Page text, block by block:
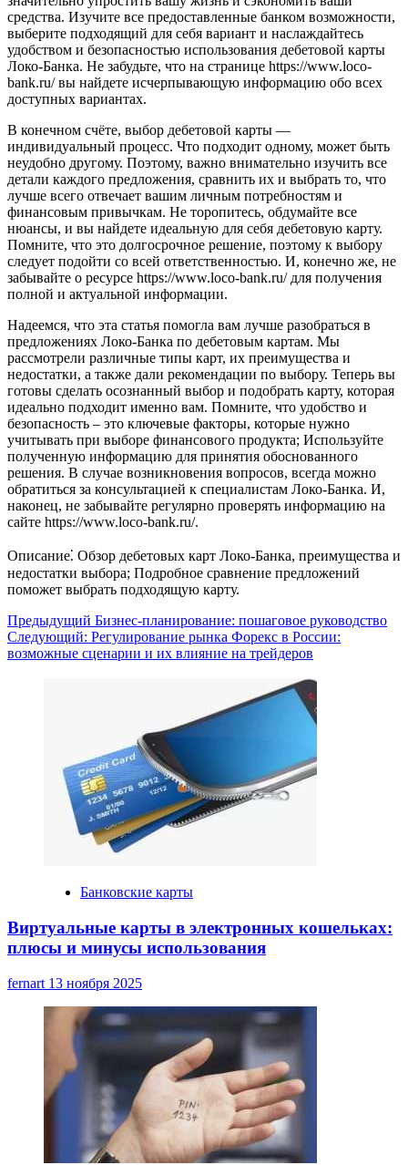
средства. Изучите все предоставленные банком возможности,
выберите подходящий для себя вариант и наслаждайтесь
удобством и безопасностью использования дебетовой карты
Локо-Банка. Не забудьте, что на странице https://www.loco-
bank.ru/ вы найдете исчерпывающую информацию обо всех
доступных вариантах.
В конечном счёте, выбор дебетовой карты —
индивидуальный процесс. Что подходит одному, может быть
неудобно другому. Поэтому, важно внимательно изучить все
детали каждого предложения, сравнить их и выбрать то, что
лучше всего отвечает вашим личным потребностям и
финансовым привычкам. Не торопитесь, обдумайте все
нюансы, и вы найдете идеальную для себя дебетовую карту.
Помните, что это долгосрочное решение, поэтому к выбору
следует подойти со всей ответственностью. И, конечно же, не
забывайте о ресурсе https://www.loco-bank.ru/ для получения
полной и актуальной информации.
Надеемся, что эта статья помогла вам лучше разобраться в
предложениях Локо-Банка по дебетовым картам. Мы
рассмотрели различные типы карт, их преимущества и
недостатки, а также дали рекомендации по выбору. Теперь вы
готовы сделать осознанный выбор и подобрать карту, которая
идеально подходит именно вам. Помните, что удобство и
безопасность – это ключевые факторы, которые нужно
учитывать при выборе финансового продукта; Используйте
полученную информацию для принятия обоснованного
решения. В случае возникновения вопросов, всегда можно
обратиться за консультацией к специалистам Локо-Банка. И,
наконец, не забывайте регулярно проверять информацию на
сайте https://www.loco-bank.ru/.
Описание⁚ Обзор дебетовых карт Локо-Банка, преимущества и
недостатки выбора; Подробное сравнение предложений
поможет выбрать подходящую карту.
Навигация
записи
Предыдущий Бизнес-планирование: пошаговое руководство
Следующий: Регулирование рынка Форекс в России:
возможные сценарии и их влияние на трейдеров
Банковские карты
Виртуальные карты в электронных кошельках:
плюсы и минусы использования
fernart 13 ноября 2025